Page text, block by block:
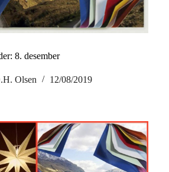
8. desember
Olsen 12/08/2019